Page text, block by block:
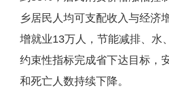
乡居民人均可支配收入与经济
增就业13万人，节能减排、水
约束性指标完成省下达目标，
和死亡人数持续下降。